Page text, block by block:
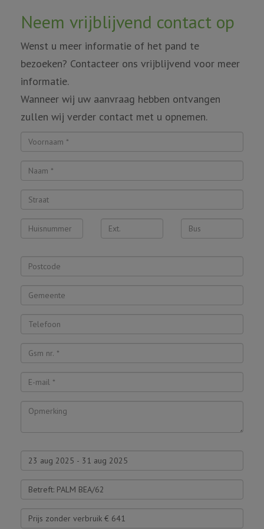
Neem vrijblijvend contact op
Wenst u meer informatie of het pand te
bezoeken? Contacteer ons vrijblijvend voor meer
informatie.
Wanneer wij uw aanvraag hebben ontvangen
zullen wij verder contact met u opnemen.